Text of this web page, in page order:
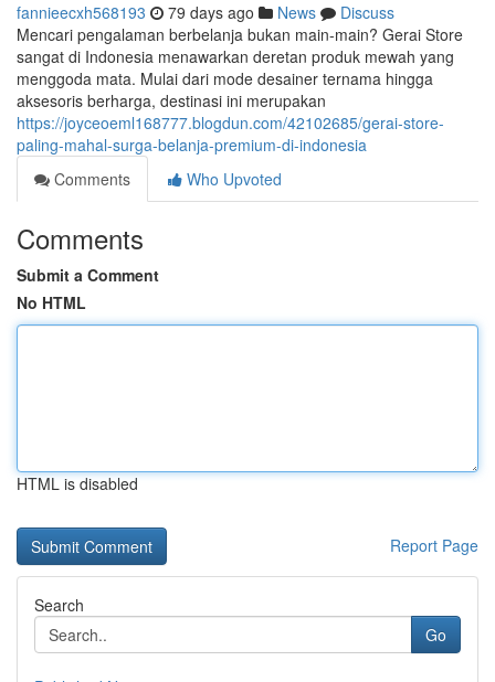
fannieecxh568193 79 days ago News
Discuss
Mencari pengalaman berbelanja bukan main-main? Gerai Store
sangat di Indonesia menawarkan deretan produk mewah yang
menggoda mata. Mulai dari mode desainer ternama hingga
aksesoris berharga, destinasi ini merupakan
https://joyceoeml168777.blogdun.com/42102685/gerai-store-
paling-mahal-surga-belanja-premium-di-indonesia
Comments
Who Upvoted
Comments
Submit a Comment
No HTML
HTML is disabled
Report Page
Search
Go